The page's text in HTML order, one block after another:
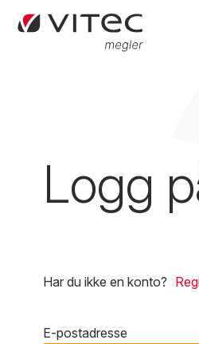
Logg
E-postadresse
Har du ikke en konto?